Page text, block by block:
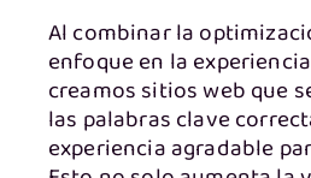
Al combinar la
enfoque en la
creamos sitios web que
las palabras clave
experiencia agradable